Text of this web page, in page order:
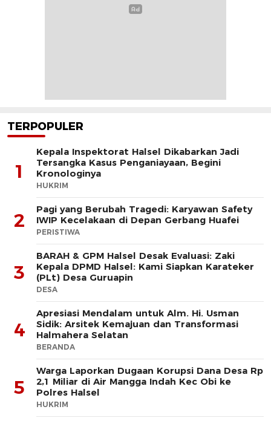
TERPOPULER
1
Kepala Inspektorat Halsel Dikabarkan Jadi
Tersangka Kasus Penganiayaan, Begini
Kronologinya
HUKRIM
2
Pagi yang Berubah Tragedi: Karyawan Safety
IWIP Kecelakaan di Depan Gerbang Huafei
PERISTIWA
3
BARAH & GPM Halsel Desak Evaluasi: Zaki
Kepala DPMD Halsel: Kami Siapkan Karateker
(PLt) Desa Guruapin
DESA
4
Apresiasi Mendalam untuk Alm. Hi. Usman
Sidik: Arsitek Kemajuan dan Transformasi
Halmahera Selatan
BERANDA
5
Warga Laporkan Dugaan Korupsi Dana Desa Rp
2,1 Miliar di Air Mangga Indah Kec Obi ke
Polres Halsel
HUKRIM